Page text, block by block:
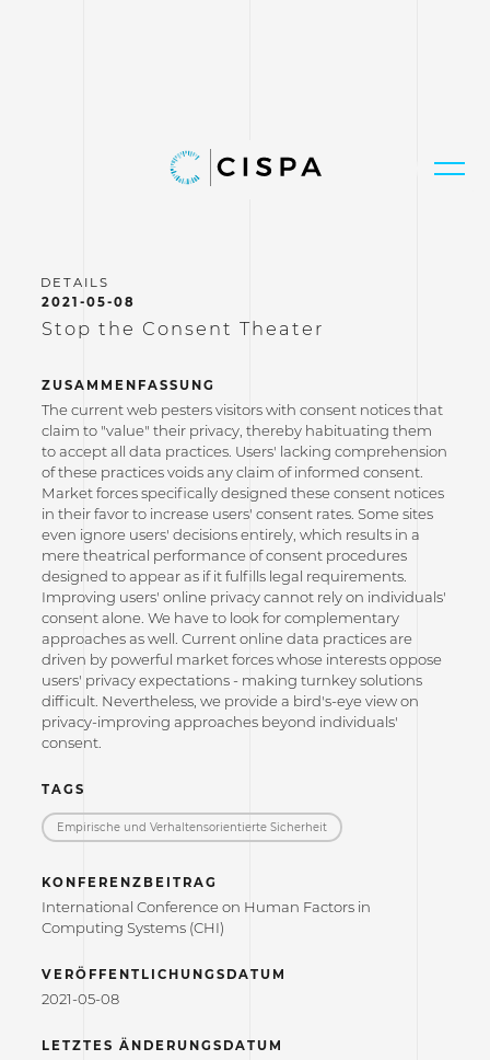
2021-05-08
Stop the Consent Theater
ZUSAMMENFASSUNG
The current web pesters visitors with consent notices that
claim to "value" their privacy, thereby habituating them
to accept all data practices. Users' lacking comprehension
of these practices voids any claim of informed consent.
Market forces specifically designed these consent notices
in their favor to increase users' consent rates. Some sites
even ignore users' decisions entirely, which results in a
mere theatrical performance of consent procedures
designed to appear as if it fulfills legal requirements.
Improving users' online privacy cannot rely on individuals'
consent alone. We have to look for complementary
approaches as well. Current online data practices are
driven by powerful market forces whose interests oppose
users' privacy expectations - making turnkey solutions
difficult. Nevertheless, we provide a bird's-eye view on
privacy-improving approaches beyond individuals'
consent.
TAGS
Empirische und Verhaltensorientierte Sicherheit
KONFERENZBEITRAG
International Conference on Human Factors in
Computing Systems (CHI)
VERÖFFENTLICHUNGSDATUM
2021-05-08
LETZTES ÄNDERUNGSDATUM